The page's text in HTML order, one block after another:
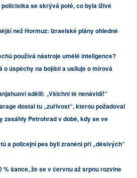
se skrývá poté, co byla lživě
než Hormuz: Izraelské plány ohledně
používá nástroje umělé inteligence?
o úspěchy na bojišti a usiluje o mírová
sdělil: „Všichni tě nenávidí!“
dostal tu „zuřivost“, kterou požadoval
zasáhly Petrohrad v době, kdy se ve
a policejní pes byli zraněni při „děsivých“
% šance, že se v červnu až srpnu rozvine